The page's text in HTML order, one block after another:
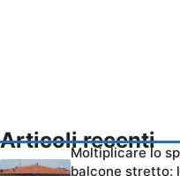
Articoli recenti
Moltiplicare lo
balcone stretto: